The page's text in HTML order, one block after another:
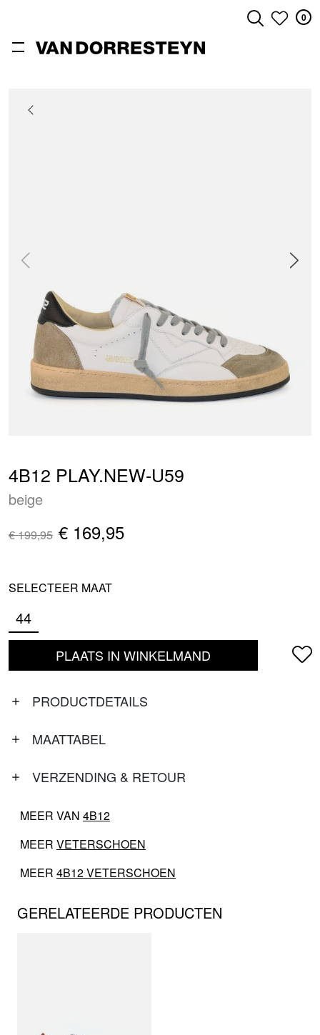
0
4B12 PLAY.NEW-U59
beige
€ 199,95 € 169,95
SELECTEER MAAT
44
PLAATS IN WINKELMAND
PRODUCTDETAILS
MAATTABEL
VERZENDING & RETOUR
MEER VAN 4B12
MEER VETERSCHOEN
MEER 4B12 VETERSCHOEN
GERELATEERDE PRODUCTEN